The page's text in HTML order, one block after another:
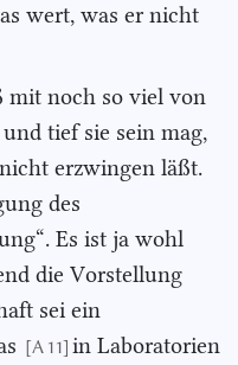
wert, was er nicht
mit noch so viel von
tief sie sein mag,
erzwingen läßt.
des
Es ist ja wohl
die Vorstellung
sei ein
[A 11] in Laboratorien